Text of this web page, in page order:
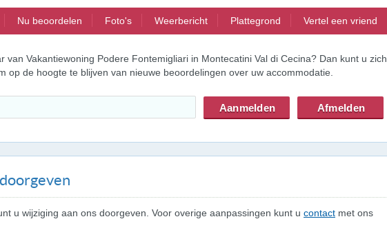
Nu beoordelen Foto's Weerbericht Plattegrond Vertel een vriend
van Vakantiewoning Podere Fontemigliari in Montecatini Val di Cecina? Dan kunt u zich
op de hoogte te blijven van nieuwe beoordelingen over uw accommodatie.
u wijziging aan ons doorgeven. Voor overige aanpassingen kunt u contact met ons